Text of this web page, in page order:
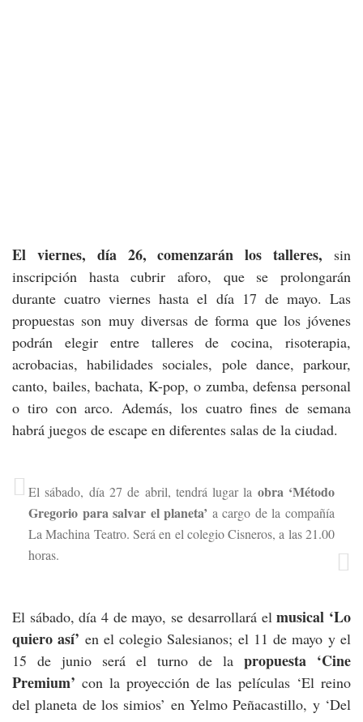
El viernes, día 26, comenzarán los talleres, sin
inscripción hasta cubrir aforo, que se prolongarán
durante cuatro viernes hasta el día 17 de mayo. Las
propuestas son muy diversas de forma que los jóvenes
podrán elegir entre talleres de cocina, risoterapia,
acrobacias, habilidades sociales, pole dance, parkour,
canto, bailes, bachata, K-pop, o zumba, defensa personal
o tiro con arco. Además, los cuatro fines de semana
habrá juegos de escape en diferentes salas de la ciudad.
El sábado, día 27 de abril, tendrá lugar la obra ‘Método
Gregorio para salvar el planeta’ a cargo de la compañía
La Machina Teatro. Será en el colegio Cisneros, a las 21.00
horas.
El sábado, día 4 de mayo, se desarrollará elmusical ‘Lo
quiero así’ en el colegio Salesianos; el 11 de mayo y el
15 de junio será el turno de la propuesta ‘Cine
Premium’ con la proyección de las películas ‘El reino
del planeta de los simios’ en Yelmo Peñacastillo, y ‘Del